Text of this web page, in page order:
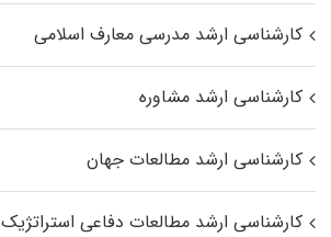
کارشناسی ارشد مدرسی معارف اسلامی
کارشناسی ارشد مشاوره
کارشناسی ارشد مطالعات جهان
کارشناسی ارشد مطالعات دفاعی استراتژیک